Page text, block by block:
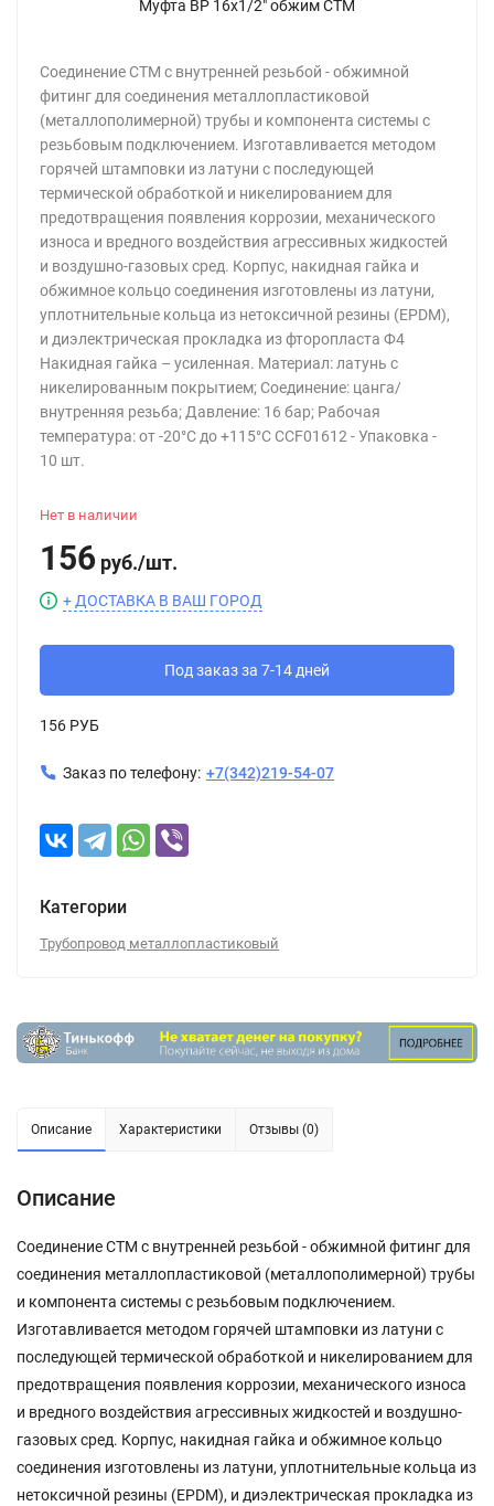
Муфта ВР 16х1/2" обжим СТМ
Соединение CTM с внутренней резьбой - обжимной
фитинг для соединения металлопластиковой
(металлополимерной) трубы и компонента системы с
резьбовым подключением. Изготавливается методом
горячей штамповки из латуни с последующей
термической обработкой и никелированием для
предотвращения появления коррозии, механического
износа и вредного воздействия агрессивных жидкостей
и воздушно-газовых сред. Корпус, накидная гайка и
обжимное кольцо соединения изготовлены из латуни,
уплотнительные кольца из нетоксичной резины (EPDM),
и диэлектрическая прокладка из фторопласта Ф4
Накидная гайка – усиленная. Материал: латунь с
никелированным покрытием; Соединение: цанга/
внутренняя резьба; Давление: 16 бар; Рабочая
температура: от -20°С до +115°С CCF01612 - Упаковка -
10 шт.
Нет в наличии
156 руб./шт.
+ ДОСТАВКА В ВАШ ГОРОД
Под заказ за 7-14 дней
156 РУБ
Заказ по телефону: +7(342)219-54-07
Категории
Трубопровод металлопластиковый
Описание Характеристики Отзывы (0)
Описание
Соединение CTM с внутренней резьбой - обжимной фитинг для
соединения металлопластиковой (металлополимерной) трубы
и компонента системы с резьбовым подключением.
Изготавливается методом горячей штамповки из латуни с
последующей термической обработкой и никелированием для
предотвращения появления коррозии, механического износа
и вредного воздействия агрессивных жидкостей и воздушно-
газовых сред. Корпус, накидная гайка и обжимное кольцо
соединения изготовлены из латуни, уплотнительные кольца из
нетоксичной резины (EPDM), и диэлектрическая прокладка из